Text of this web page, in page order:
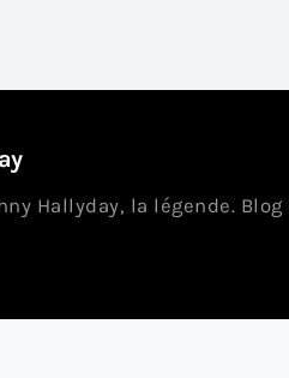
Hallyday, la légende.